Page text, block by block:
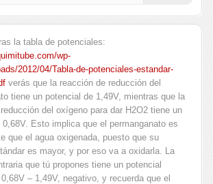
la tabla de potenciales:
wp-
2012/04/Tabla-de-potenciales-estandar-
verás que la reacción de reducción del
tiene un potencial de 1,49V, mientras que la
del oxígeno para dar H2O2 tiene un
0,68V. Esto implica que el permanganato es
que el agua oxigenada, puesto que su
es mayor, y por eso va a oxidarla. La
que tú propones tiene un potencial
– 1,49V, negativo, y recuerda que el